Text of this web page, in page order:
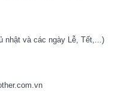
nhật và các ngày Lễ, Tết,...)